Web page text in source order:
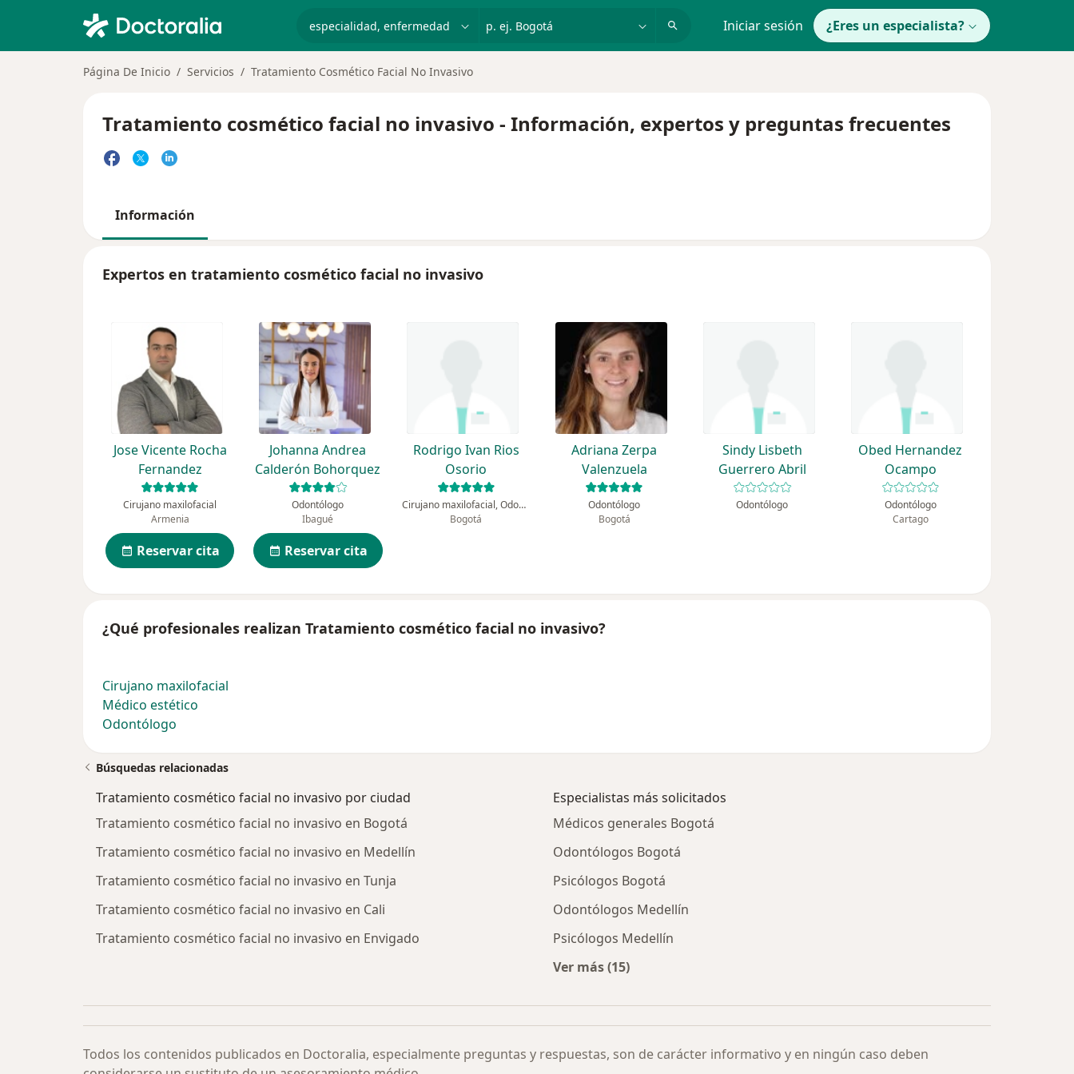
p. ej. Bogotá Iniciar sesión ¿Eres un especialista?
Página De Inicio Servicios Tratamiento Cosmético Facial No Invasivo
Tratamiento cosmético facial no invasivo - Información, expertos y preguntas frecuentes
Información
Expertos en tratamiento cosmético facial no invasivo
Jose Vicente Rocha
Fernandez
Cirujano maxilofacial
Armenia
Reservar cita
Johanna Andrea
Calderón Bohorquez
Odontólogo
Ibagué
Reservar cita
Rodrigo Ivan Rios
Osorio
Cirujano maxilofacial, Odontólogo
Bogotá
Adriana Zerpa
Valenzuela
Odontólogo
Bogotá
Sindy Lisbeth
Guerrero Abril
Odontólogo
Obed Hernandez
Ocampo
Odontólogo
Cartago
¿Qué profesionales realizan Tratamiento cosmético facial no invasivo?
Cirujano maxilofacial
Médico estético
Odontólogo
Búsquedas relacionadas
Tratamiento cosmético facial no invasivo por ciudad
Tratamiento cosmético facial no invasivo en Bogotá
Tratamiento cosmético facial no invasivo en Medellín
Tratamiento cosmético facial no invasivo en Tunja
Tratamiento cosmético facial no invasivo en Cali
Tratamiento cosmético facial no invasivo en Envigado
Especialistas más solicitados
Médicos generales Bogotá
Odontólogos Bogotá
Psicólogos Bogotá
Odontólogos Medellín
Psicólogos Medellín
Ver más (15)
Todos los contenidos publicados en Doctoralia, especialmente preguntas y respuestas, son de carácter informativo y en ningún caso deben